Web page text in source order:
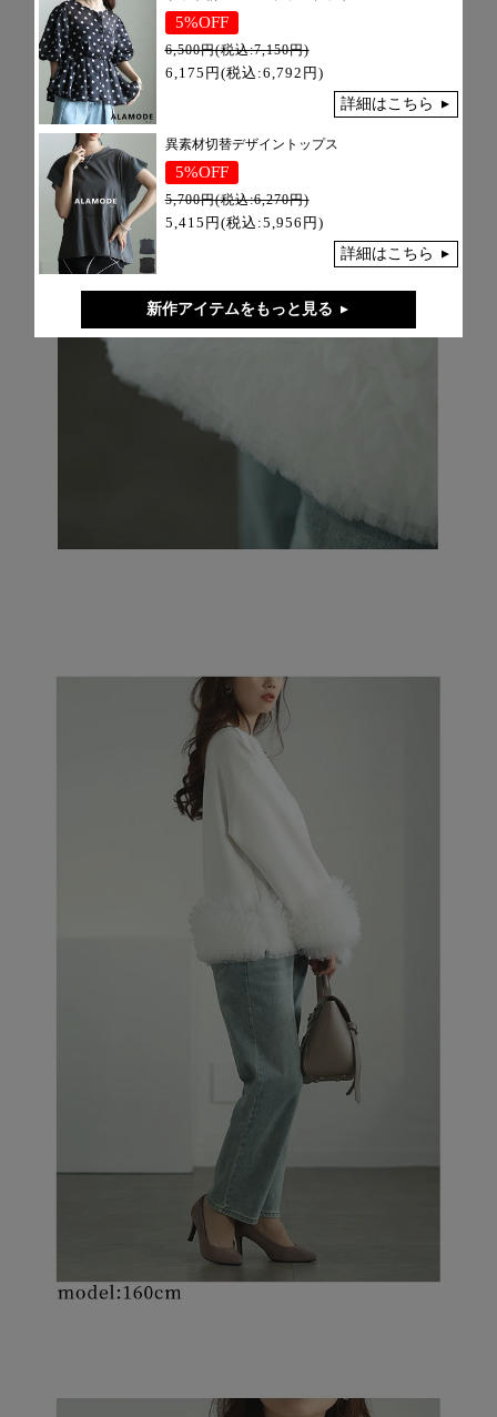
5%OFF
6,500円(税込:7,150円)
6,175円(税込:6,792円)
詳細はこちら
異素材切替デザイントップス
5%OFF
5,700円(税込:6,270円)
5,415円(税込:5,956円)
詳細はこちら
新作アイテムをもっと見る